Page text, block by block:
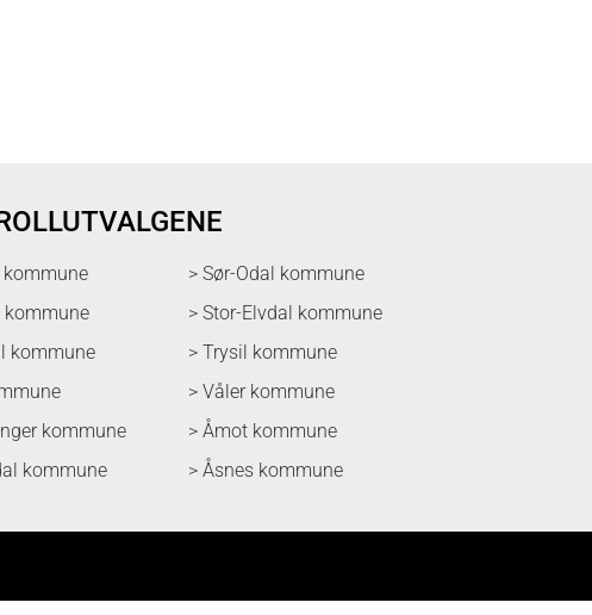
kommune
kommune
kommune
kommune
kommune
> Sør-Odal kommune
> Stor-Elvdal kommune
> Trysil kommune
> Våler kommune
> Åmot kommune
> Åsnes kommune